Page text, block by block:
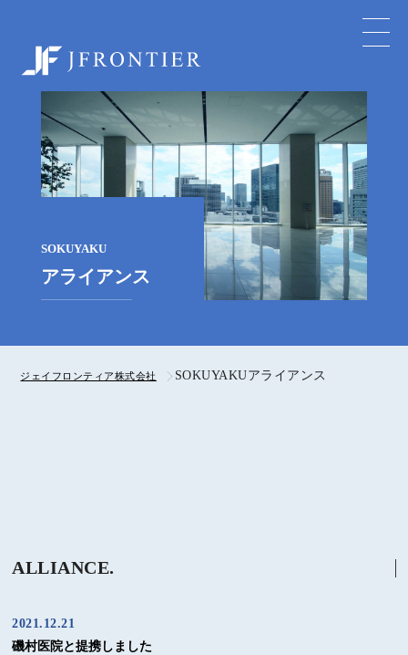
SOKUYAKU
アライアンス
ジェイフロンティア株式会社 SOKUYAKUアライアンス
ALLIANCE.
2021.12.21
磯村医院と提携しました